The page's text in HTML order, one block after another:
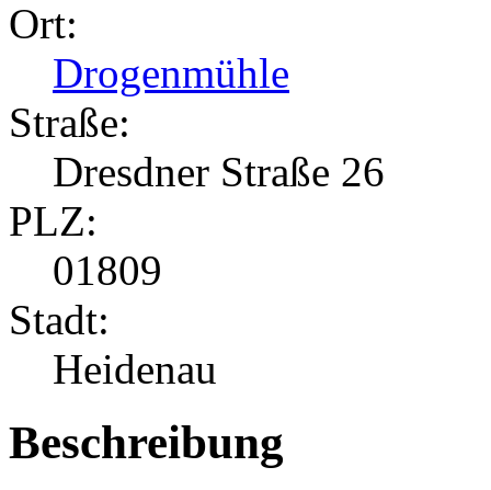
Ort:
Drogenmühle
Straße:
Dresdner Straße 26
PLZ:
01809
Stadt:
Heidenau
Beschreibung